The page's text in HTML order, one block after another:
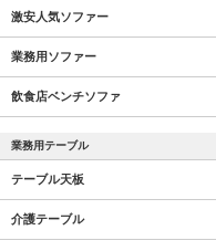
激安人気ソファー
業務用ソファー
飲食店ベンチソファ
業務用テーブル
テーブル天板
介護テーブル